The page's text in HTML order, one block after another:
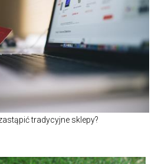
tradycyjne sklepy?